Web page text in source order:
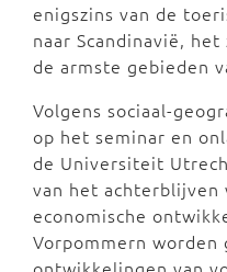
enigszins van de
naar Scandinavië,
de armste gebieden
Volgens sociaal-
op het seminar en
de Universiteit
van het achterblijven
economische
Vorpommern worden